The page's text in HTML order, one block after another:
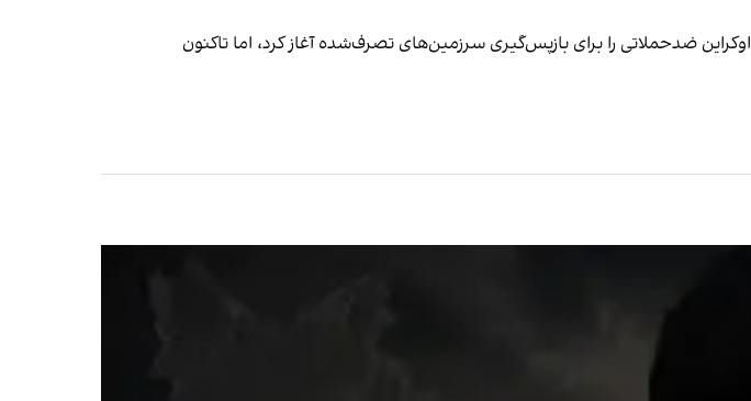
ضدحملاتی را برای بازپس‌گیری سرزمین‌های تصرف‌شده آغاز کرد، اما تاکنون